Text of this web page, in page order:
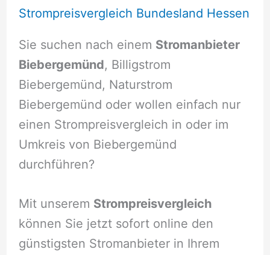
Strompreisvergleich Bundesland Hessen
Sie suchen nach einem Stromanbieter
Biebergemünd, Billigstrom
Biebergemünd, Naturstrom
Biebergemünd oder wollen einfach nur
einen Strompreisvergleich in oder im
Umkreis von Biebergemünd
durchführen?
Mit unserem Strompreisvergleich
können Sie jetzt sofort online den
günstigsten Stromanbieter in Ihrem